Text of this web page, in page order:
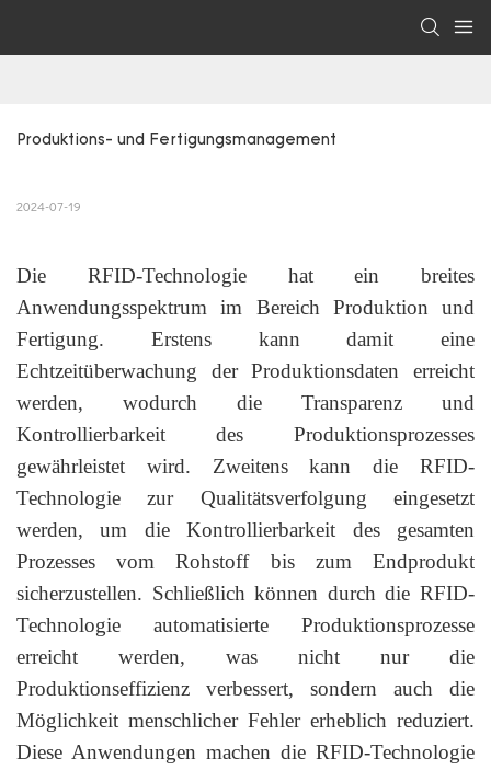
Produktions- und Fertigungsmanagement
2024-07-19
Die RFID-Technologie hat ein breites
Anwendungsspektrum im Bereich Produktion und
Fertigung. Erstens kann damit eine
Echtzeitüberwachung der Produktionsdaten erreicht
werden, wodurch die Transparenz und
Kontrollierbarkeit des Produktionsprozesses
gewährleistet wird. Zweitens kann die RFID-
Technologie zur Qualitätsverfolgung eingesetzt
werden, um die Kontrollierbarkeit des gesamten
Prozesses vom Rohstoff bis zum Endprodukt
sicherzustellen. Schließlich können durch die RFID-
Technologie automatisierte Produktionsprozesse
erreicht werden, was nicht nur die
Produktionseffizienz verbessert, sondern auch die
Möglichkeit menschlicher Fehler erheblich reduziert.
Diese Anwendungen machen die RFID-Technologie